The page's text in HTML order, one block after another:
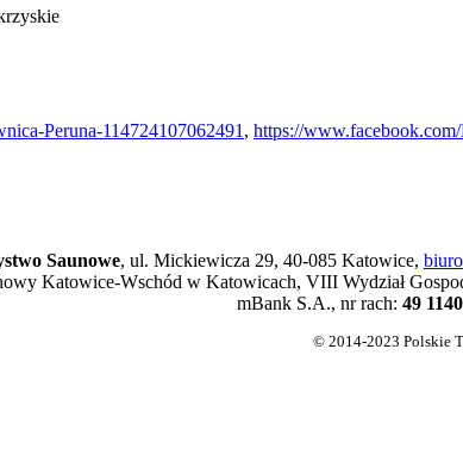
Peruna-114724107062491 , https://
Saunowe, ul. Mickiewicza 29, 40-085 Katowice,
Katowice-Wschód w Katowicach, VIII Wydział
mBank S.A., nr rach:49
© 2014-2023 Polskie